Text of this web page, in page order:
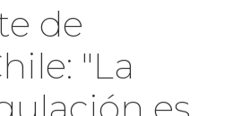
de
"La